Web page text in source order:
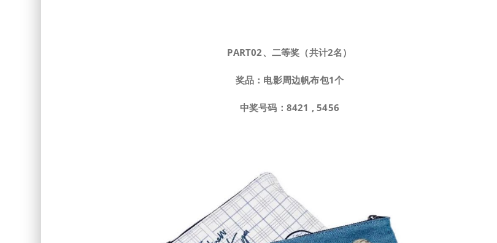
PART02、 二等奖（共计2名）
奖品：电影周边帆布包1个
中奖号码：8421 , 5456